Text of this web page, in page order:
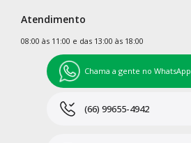
Atendimento
08:00 às 11:00 e das 13:00 às 18:00
Chama a gente no WhatsApp
(66) 99655-4942